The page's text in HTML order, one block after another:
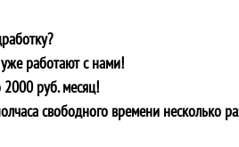
работают с нами!
руб. месяц!
свободного времени несколько